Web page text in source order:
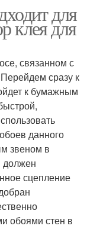
для
клея для
связанном с
сразу к
к бумажным
данного
звеном в
должен
сцепление
обоями стен в